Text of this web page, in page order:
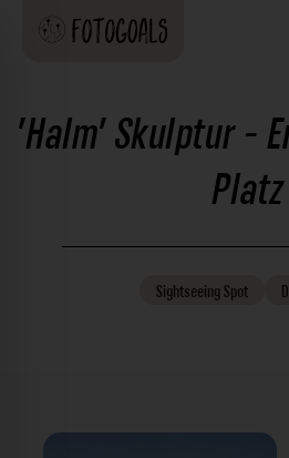
'Halm' Skulptur -
Platz
SightseeingSpot